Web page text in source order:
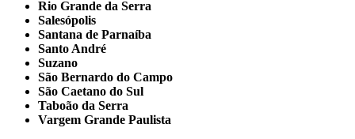
Rio Grande da Serra
Salesópolis
Santana de Parnaíba
Santo André
Suzano
São Bernardo do Campo
São Caetano do Sul
Taboão da Serra
Vargem Grande Paulista